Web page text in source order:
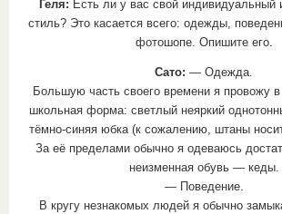
Геля: Есть ли у вас свой индивидуальный
стиль? Это касается всего: одежды,
фотошопе. Опишите его.
Сато: — Одежда.
Большую часть своего времени я провожу
школьная форма: светлый неяркий
тёмно-синяя юбка (к сожалению, штаны
За её пределами обычно я одеваюсь
неизменная обувь — кеды.
— Поведение.
В кругу незнакомых людей я обычно